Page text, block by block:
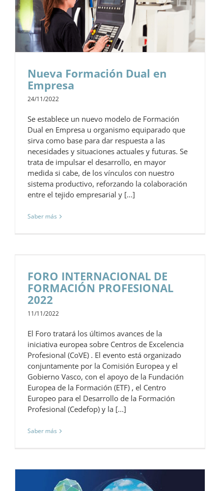
Nueva Formación Dual en
Empresa
24/11/2022
Se establece un nuevo modelo de Formación
Dual en Empresa u organismo equiparado que
sirva como base para dar respuesta a las
necesidades y situaciones actuales y futuras. Se
trata de impulsar el desarrollo, en mayor
medida si cabe, de los vínculos con nuestro
sistema productivo, reforzando la colaboración
entre el tejido empresarial y [...]
Saber más
FORO INTERNACIONAL DE
FORMACIÓN PROFESIONAL
2022
11/11/2022
El Foro tratará los últimos avances de la
iniciativa europea sobre Centros de Excelencia
Profesional (CoVE) . El evento está organizado
conjuntamente por la Comisión Europea y el
Gobierno Vasco, con el apoyo de la Fundación
Europea de la Formación (ETF) , el Centro
Europeo para el Desarrollo de la Formación
Profesional (Cedefop) y la [...]
Saber más